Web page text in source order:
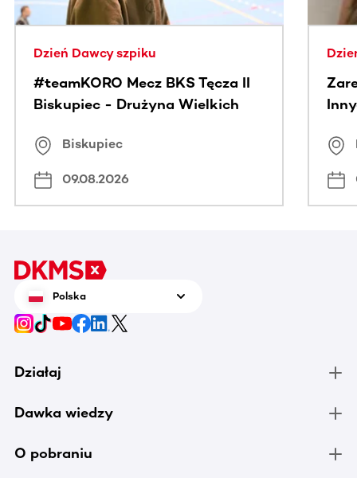
Dzień Dawcy szpiku
#teamKORO Mecz BKS Tęcza II
Biskupiec - Drużyna Wielkich
Biskupiec
09.08.2026
Polska
Działaj
Dawka wiedzy
O pobraniu